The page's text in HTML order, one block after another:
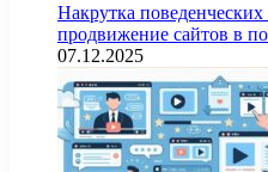
Накрутка
продвижение сайтов в
07.12.2025